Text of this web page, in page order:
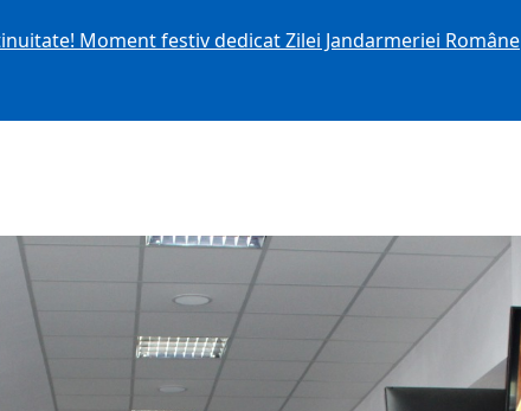
Moment festiv dedicat Zilei Jandarmeriei Române